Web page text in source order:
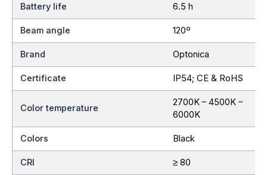
Battery life 6.5 h
Beam angle 120º
Brand Optonica
Certificate IP54; CE & RoHS
Color temperature
2700K – 4500K –
6000K
Colors Black
CRI ≥ 80